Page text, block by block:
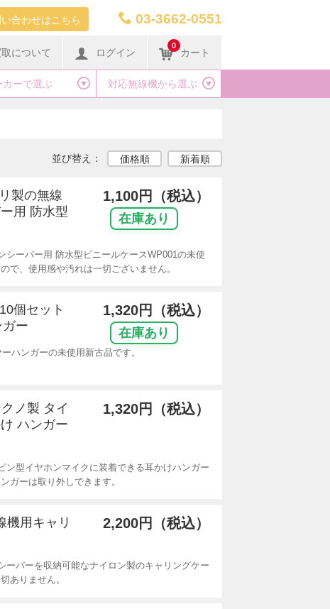
合わせはこちら 03-3662-0551
について ログイン
0
カート
カーで選ぶ 対応無線機から選ぶ
並び替え： 価格順 新着順
製の無線
用 防水型
1,100円（税込）
在庫あり
シーバー用 防水型ビニールケースWP001の未使
で、使用感や汚れは一切ございません。
個セット
ー
1,320円（税込）
在庫あり
ハンガーの未使用新古品です。
ノ製 タイ
ハンガー
1,320円（税込）
ン型イヤホンマイクに装着できる耳かけハンガー
ガーは取り外しできます。
機用キャリ
2,200円（税込）
ーバーを収納可能なナイロン製のキャリングケー
ありません。